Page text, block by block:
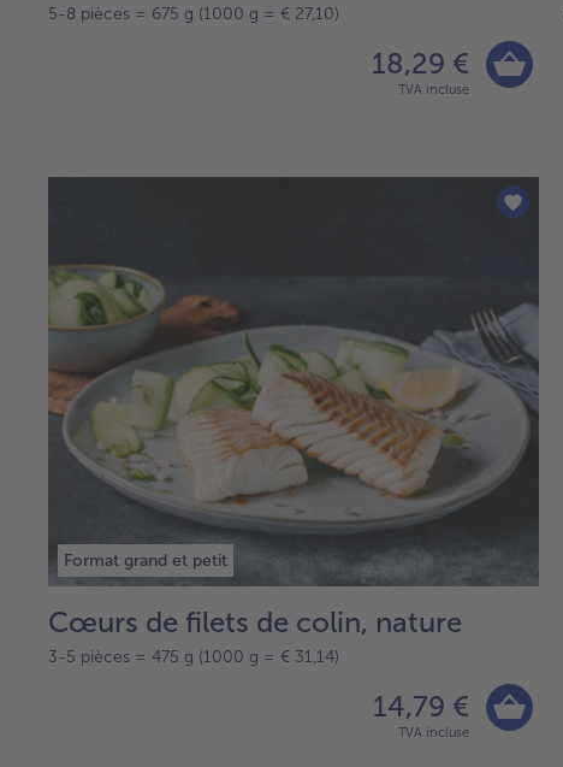
5-8 pièces = 675 g (1000 g = € 27,10)
18,29 €
TVA incluse
Format grand et petit
Cœurs de filets de colin, nature
3-5 pièces = 475 g (1000 g = € 31,14)
14,79 €
TVA incluse